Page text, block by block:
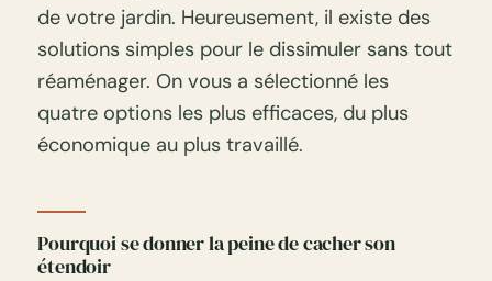
de votre jardin. Heureusement, il existe des
solutions simples pour le dissimuler sans tout
réaménager. On vous a sélectionné les
quatre options les plus efficaces, du plus
économique au plus travaillé.
Pourquoi se donner la peine de cacher son
étendoir